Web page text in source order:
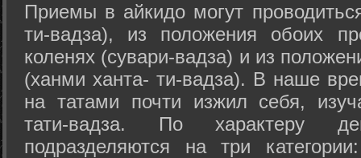
Приемы в айкидо могут
ти-вадза), из положения обоих
коленях (сувари-вадза) и из
(ханми ханта- ти-вадза). В наше
на татами почти изжил себя,
тати-вадза. По характеру
подразделяются на три